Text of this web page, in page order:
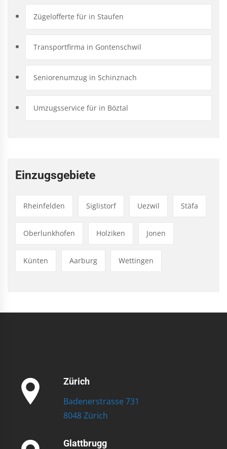
Zügelofferte für in Staufen
Transportfirma in Gontenschwil
Seniorenumzug in Schinznach
Umzugsservice für in Böztal
Einzugsgebiete
Rheinfelden Siglistorf Uezwil Stäfa
Oberlunkhofen Holziken Jonen
Künten Aarburg Wettingen
Zürich
Badenerstrasse 731
8048 Zürich
Glattbrugg